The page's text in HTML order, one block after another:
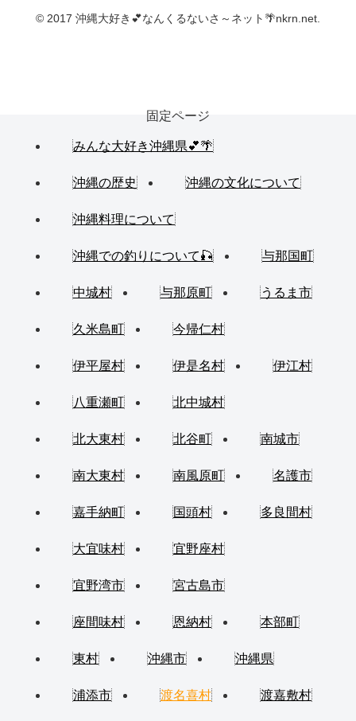
© 2017 沖縄大好き💕なんくるないさ～ネット🌴nkrn.net.
固定ページ
みんな大好き沖縄県💕🌴
沖縄の歴史 沖縄の文化について
沖縄料理について
沖縄での釣りについて🎣 与那国町
中城村 与那原町 うるま市
久米島町 今帰仁村
伊平屋村 伊是名村 伊江村
八重瀬町 北中城村
北大東村 北谷町 南城市
南大東村 南風原町 名護市
嘉手納町 国頭村 多良間村
大宜味村 宜野座村
宜野湾市 宮古島市
座間味村 恩納村 本部町
東村 沖縄市 沖縄県
浦添市 渡名喜村 渡嘉敷村